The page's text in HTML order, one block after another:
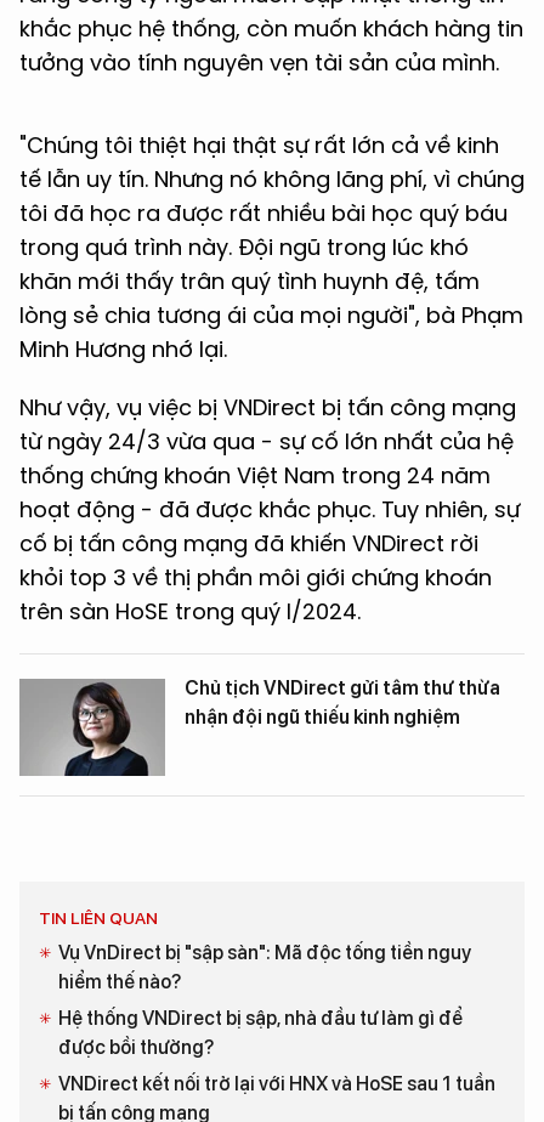
khắc phục hệ thống, còn muốn khách hàng tin
tưởng vào tính nguyên vẹn tài sản của mình.
"Chúng tôi thiệt hại thật sự rất lớn cả về kinh
tế lẫn uy tín. Nhưng nó không lãng phí, vì chúng
tôi đã học ra được rất nhiều bài học quý báu
trong quá trình này. Đội ngũ trong lúc khó
khăn mới thấy trân quý tình huynh đệ, tấm
lòng sẻ chia tương ái của mọi người", bà Phạm
Minh Hương nhớ lại.
Như vậy, vụ việc bị VNDirect bị tấn công mạng
từ ngày 24/3 vừa qua - sự cố lớn nhất của hệ
thống chứng khoán Việt Nam trong 24 năm
hoạt động - đã được khắc phục. Tuy nhiên, sự
cố bị tấn công mạng đã khiến VNDirect rời
khỏi top 3 về thị phần môi giới chứng khoán
trên sàn HoSE trong quý I/2024.
Chủ tịch VNDirect gửi tâm thư thừa
nhận đội ngũ thiếu kinh nghiệm
TIN LIÊN QUAN
Vụ VnDirect bị "sập sàn": Mã độc tống tiền nguy
hiểm thế nào?
Hệ thống VNDirect bị sập, nhà đầu tư làm gì để
được bồi thường?
VNDirect kết nối trở lại với HNX và HoSE sau 1 tuần
bị tấn công mạng